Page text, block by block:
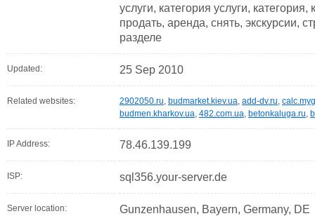
услуги, категория услуги,
продать, аренда, снять, экскурсии,
разделе
Updated: 25 Sep 2010
Related websites: 2902050.ru, budmarket.kiev.ua, add-dv.ru,
budmen.kharkov.ua, 482.com.ua, betonkaluga.ru,
IP Address: 78.46.139.199
ISP: sql356.your-server.de
Server location: Gunzenhausen, Bayern, Germany, DE